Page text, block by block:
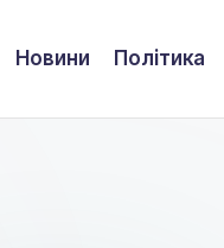
Новини Політика